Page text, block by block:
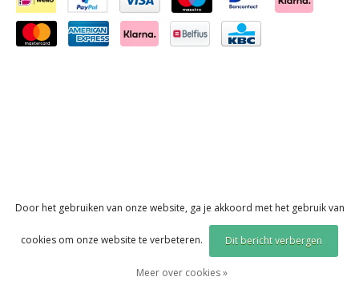
Door het gebruiken van onze website, ga je akkoord met het gebruik van
cookies om onze website te verbeteren. Dit bericht verbergen
Meer over cookies »